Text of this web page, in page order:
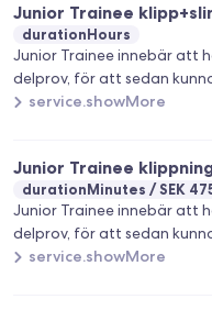
Junior Trainee
durationHours
Junior Trainee innebär att
delprov, för att sedan
på alla behandlingar hos
service.showMore
Junior Trainee
durationMinutes SEK
Junior Trainee innebär att
delprov, för att sedan
på alla behandlingar hos
service.showMore